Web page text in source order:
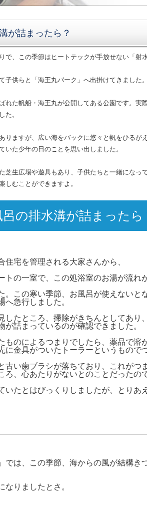
が詰まったら？
、この季節はヒートテックが手放せない「射
子供らと「海王丸パーク」へ出掛けてきました。
れた帆船・海王丸が公開してある公園です。
た。
りますが、広い海をバックに悠々と帆をひる
いた少年の日のことを思い出しました。
芝生広場や遊具もあり、子供たちと一緒にな
しむことができますよ。
呂の排水溝が詰まったら
宅を管理される大家さんから、
トの一室で、この処浴室のお湯が流れ
。この寒い季節、お風呂が使えない
へ急行しました。
したところ、掃除がきちんとしてあ
詰まっているのが確認できました。
ものによるつまりでしたら、薬品で
に金具がついたトーラーというもので
古い歯ブラシが落ちており、これが
ろ、心あたりがないとのことだったの
いたとはびっくりしましたが、とり
では、この季節、海からの風が結構
なりましたとさ。